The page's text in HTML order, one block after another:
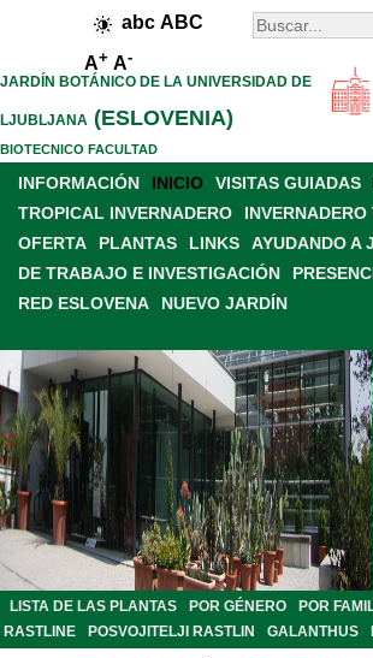
abc ABC
A+ A-
JARDÍN BOTÁNICO DE LA UNIVERSIDAD DE
LJUBLJANA (ESLOVENIA)
BIOTECNICO FACULTAD
INFORMACIÓN INICIO VISITAS GUIADAS
TROPICAL INVERNADERO
INVERNADERO
OFERTA
PLANTAS LINKS AYUDANDO A
DE TRABAJO E INVESTIGACIÓN
RED ESLOVENA
NUEVO JARDÍN
LISTA DE LAS PLANTAS POR GÉNERO POR
RASTLINE
POSVOJITELJI RASTLIN GALANTHUS